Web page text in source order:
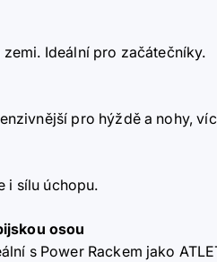
Ideální pro začátečníky.
pro hýždě a nohy,
i sílu úchopu.
osou
s Power Rackem jako